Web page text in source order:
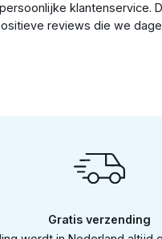
klantenservice.
reviews die we
Gratis verzending